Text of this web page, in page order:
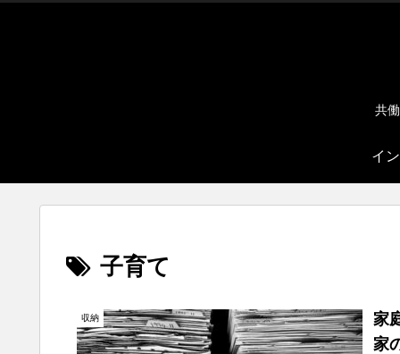
共
イ
子育て
収納
家
家